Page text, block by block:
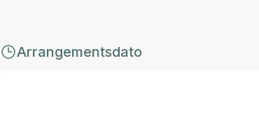
Arrangementsdato